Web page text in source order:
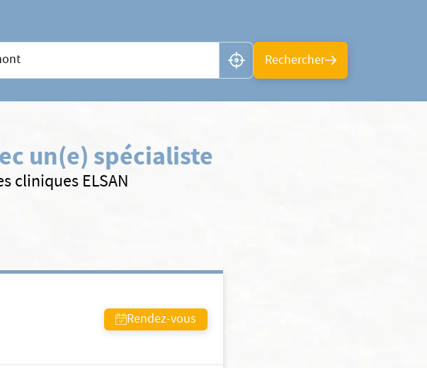
région ou CP
Rechercher
un(e) spécialiste
cliniques ELSAN
Rendez-vous